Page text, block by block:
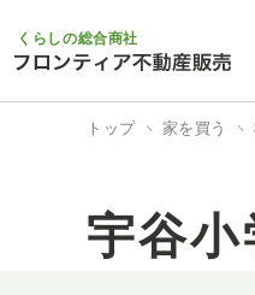
くらしの総合商社
トップ 家を買う
宇谷